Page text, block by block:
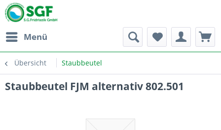
Menü
Übersicht Staubbeutel
Staubbeutel FJM alternativ 802.501